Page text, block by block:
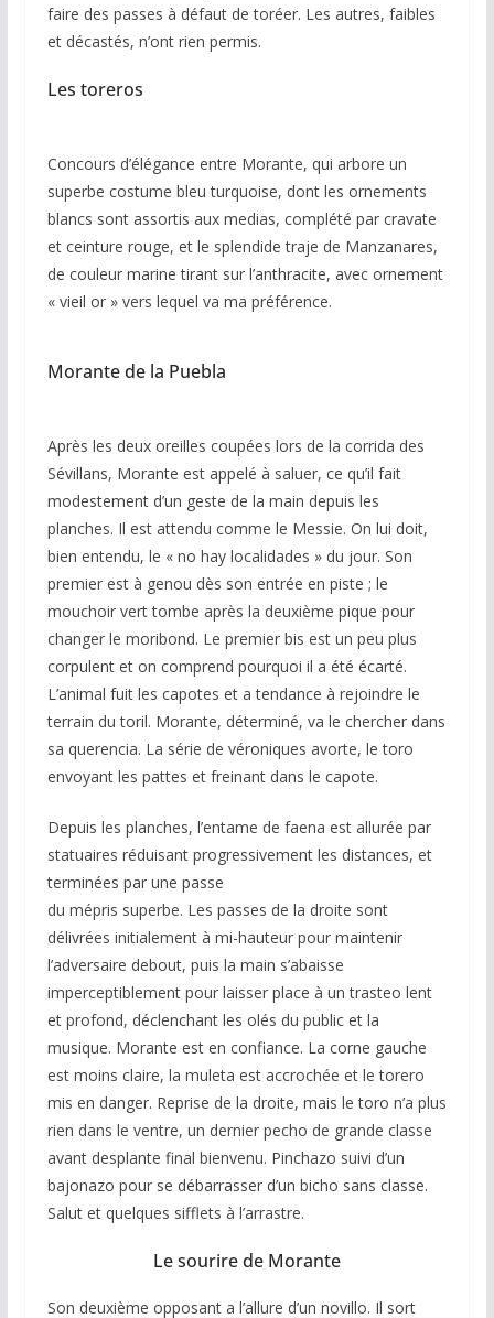
faire des passes à défaut de toréer. Les autres, faibles
et décastés, n’ont rien permis.
Les toreros
Concours d’élégance entre Morante, qui arbore un
superbe costume bleu turquoise, dont les ornements
blancs sont assortis aux medias, complété par cravate
et ceinture rouge, et le splendide traje de Manzanares,
de couleur marine tirant sur l’anthracite, avec ornement
« vieil or » vers lequel va ma préférence.
Morante de la Puebla
Après les deux oreilles coupées lors de la corrida des
Sévillans, Morante est appelé à saluer, ce qu’il fait
modestement d’un geste de la main depuis les
planches. Il est attendu comme le Messie. On lui doit,
bien entendu, le « no hay localidades » du jour. Son
premier est à genou dès son entrée en piste ; le
mouchoir vert tombe après la deuxième pique pour
changer le moribond. Le premier bis est un peu plus
corpulent et on comprend pourquoi il a été écarté.
L’animal fuit les capotes et a tendance à rejoindre le
terrain du toril. Morante, déterminé, va le chercher dans
sa querencia. La série de véroniques avorte, le toro
envoyant les pattes et freinant dans le capote.
Depuis les planches, l’entame de faena est allurée par
statuaires réduisant progressivement les distances, et
terminées par une passe
du mépris superbe. Les passes de la droite sont
délivrées initialement à mi-hauteur pour maintenir
l’adversaire debout, puis la main s’abaisse
imperceptiblement pour laisser place à un trasteo lent
et profond, déclenchant les olés du public et la
musique. Morante est en confiance. La corne gauche
est moins claire, la muleta est accrochée et le torero
mis en danger. Reprise de la droite, mais le toro n’a plus
rien dans le ventre, un dernier pecho de grande classe
avant desplante final bienvenu. Pinchazo suivi d’un
bajonazo pour se débarrasser d’un bicho sans classe.
Salut et quelques sifflets à l’arrastre.
Le sourire de Morante
Son deuxième opposant a l’allure d’un novillo. Il sort